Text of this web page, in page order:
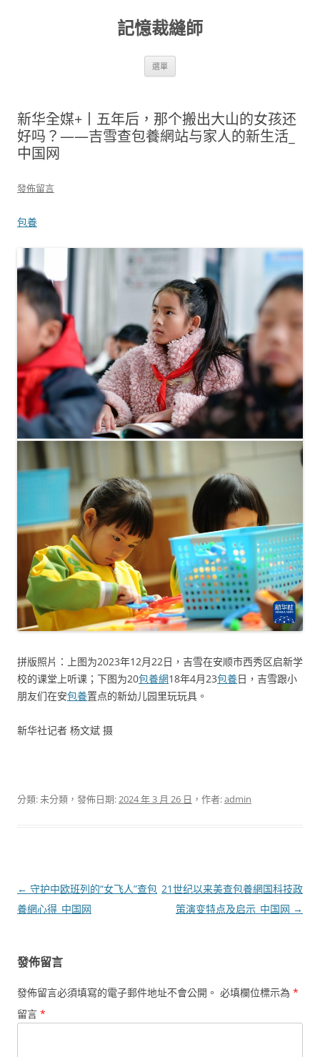
記憶裁縫師
選單
新华全媒+丨五年后，那个搬出大山的女孩还
好吗？——吉雪查包養網站与家人的新生活_
中国网
發佈留言
包養
拼版照片：上图为2023年12月22日，吉雪在安顺市西秀区启新学
校的课堂上听课；下图为20包養網18年4月23包養日，吉雪跟小
朋友们在安包養置点的新幼儿园里玩玩具。
新华社记者 杨文斌 摄
分類: 未分類，發佈日期:2024 年 3 月 26 日 ，作者:admin
文
章
← 守护中欧班列的“女飞人”查包
養網心得_中国网
21世纪以来美查包養網国科技政
策演变特点及启示_中国网 →
發佈留言
發佈留言必須填寫的電子郵件地址不會公開。 必填欄位標示為 *
留言 *